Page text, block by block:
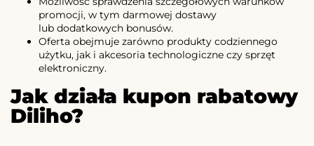
promocji, w tym darmowej dostawy
lub dodatkowych bonusów.
Oferta obejmuje zarówno produkty codziennego
użytku, jak i akcesoria technologiczne czy sprzęt
elektroniczny.
Jak działa kupon rabatowy
Diliho?